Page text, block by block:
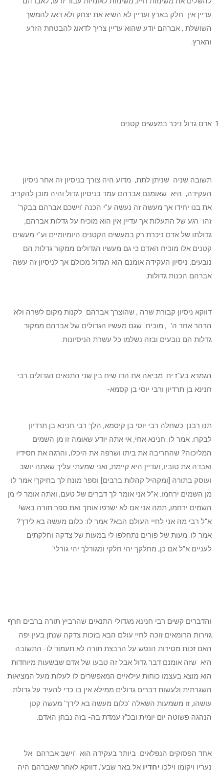
עדיין אין חלק בארץ ועדיין לא השיא את יצחק ולא דאג להמשך
השושלת , אברהם יודע שהוא עדיין צריך לדאוג להבטחת הזרע
והארץ.
אדם גדול ניכר במעשים קטנים
תשובה שניה שניתן לתת, מדוע היה צורך בניסיון זה אחר ניסיון
העקידה, היא שאומנם אברהם עמד בניסיון גדול והיה מוכן להקריב
את בנו יחידו אך מעשה זה נעשה ע"י הכנה 'וישכם אברהם בבקר'
זהו רגע של התעלות אך עדיין אין הוא מוכיח על גדלות אברהם,
גדולתו של אדם ניכרת רק במעשים הקטנים היומיומיים וע"י מעשים
קטנים אלו מוכיח האדם כי גם מעשיו הגדולים ממקור גדלות הם
נובעים. ניסיון העקידה אומנם הוא הגדול מכולם אך לניסיון זה עשה
אברהם הכנות גדולות.
דווקא ניסיון קבורת שרה , שהוצרך אברהם לקנות מקום לשרה ולא
הרהר אחר ה' , מוכיח שגם מעשיו הגדולים של אברהם ממקור
גדלות הם נובעים ובזה נשלמו כל עשרת הניסיונות.
הגמרא בע"ז יח. מביאה את הדו שיח בין שני התנאים הגדולים רבי
חנינא בן תרדיון ורבי יוסי בן קסמא-
תנו רבנן: כשחלה רבי יוסי בן קיסמא, הלך רבי חנינא בן תרדיון
לבקרו. אמר לו: חנינא אחי, אי אתה יודע שאומה זו מן השמים
המליכוה? שהחריבה את ביתו ושרפה את היכלו, והרגה את חסידיו
ואבדה את טוביו, ועדיין היא קיימת, ואני שמעתי עליך שאתה יושב
ועוסק בתורה [ומקהיל קהלות ברבים] וספר מונח לך בחיקך! אמר לו:
מן השמים ירחמו. א"ל אני אומר לך דברים של טעם, ואתה אומר לי מן
השמים ירחמו, תמה אני אם לא ישרפו אותך ואת ספר תורה באש!
א"ל רבי מה אני לחיי העולם הבא? אמר לו: כלום מעשה בא לידך?
אמר לו: מעות של פורים נתחלפו לי במעות של צדקה וחלקתים
לעניים א"ל אם כן, מחלקך יהי חלקי ומגורלך יהי גורלי'
והדברים קשים רבי חנינא מגדולי התנאים שהרביץ תורה ברבים חרף
גזירות הרומאים זוכה לחיי עולם הבא בזכות צדקה שנתן בעין יפה
האם זכות מסירות הנפש על הרבצת תורה לא תעמוד לו- התשובה
היא שזה אומנם דבר גדול אבל זה טבעו של אדם שבשעות מיוחדות
הוא מוצא בעצמו כוחות עילאיים המאפשרים לו לעלות מעל המציאות
השגרתית ולעשות דברים גדולים ממילא אין בו כדי להעיד על גדולת
עושהו, זו משמעות השאלה 'כלום מעשה בא לידך' מעשה קטן
הנהגה פשוטה יום יומית ובכ"ז עמדת בה- בזה נבחן האדם.
אחד הפסוקים הנפלאים ביותר בעקידה הוא 'וישב אברהם אל
נעריו ויקומו וילכו יחדיו אל באר שבע', דווקא לאחר שאברהם היה